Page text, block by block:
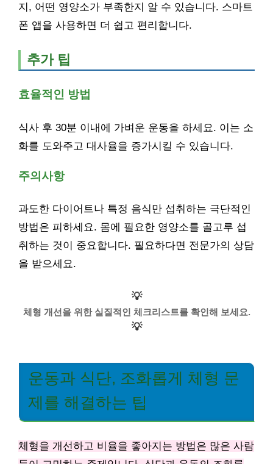
지, 어떤 영양소가 부족한지 알 수 있습니다. 스마트
폰 앱을 사용하면 더 쉽고 편리합니다.
추가 팁
효율적인 방법
식사 후 30분 이내에 가벼운 운동을 하세요. 이는 소
화를 도와주고 대사율을 증가시킬 수 있습니다.
주의사항
과도한 다이어트나 특정 음식만 섭취하는 극단적인
방법은 피하세요. 몸에 필요한 영양소를 골고루 섭
취하는 것이 중요합니다. 필요하다면 전문가의 상담
을 받으세요.
💡
체형 개선을 위한 실질적인 체크리스트를 확인해 보세요.
💡
운동과 식단, 조화롭게 체형 문
제를 해결하는 팁
체형을 개선하고 비율을 좋아지는 방법은 많은 사람